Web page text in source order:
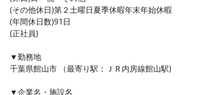
(その他休日)第２土曜日夏季休暇年末年始休暇
(年間休日数)91日
(正社員)
▼勤務地
千葉県館山市 （最寄り駅：ＪＲ内房線館山駅)
▼企業名・施設名